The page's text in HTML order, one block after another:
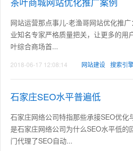
网站运营那点事儿-老渔哥网站优化推
业知名专家严格质量把关，让更多的
叶综合商场首...
2018-06-17 12:08:14 网站建设 搜索引
石家庄SEO水平普遍低
石家庄网络公司特指那些承接SEO优
是石家庄网络公司为什么SEO水平低
门代理了SEO自动...